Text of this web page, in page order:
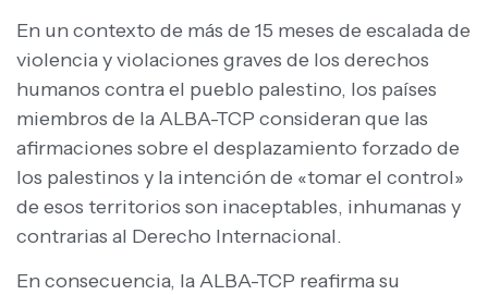
En un contexto de más de 15 meses de escalada de
violencia y violaciones graves de los derechos
humanos contra el pueblo palestino, los países
miembros de la ALBA-TCP consideran que las
afirmaciones sobre el desplazamiento forzado de
los palestinos y la intención de «tomar el control»
de esos territorios son inaceptables, inhumanas y
contrarias al Derecho Internacional.
En consecuencia, la ALBA-TCP reafirma su